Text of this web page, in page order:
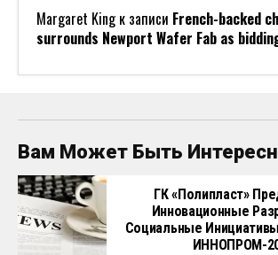
Margaret Kingк записи French-backed
surrounds Newport Wafer Fab as
Вам Может Быть
ГК «Полипласт»
Инновационные
Социальные
ИННОПРОМ-